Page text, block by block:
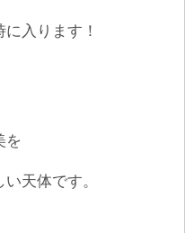
入ります！
を
天体です。